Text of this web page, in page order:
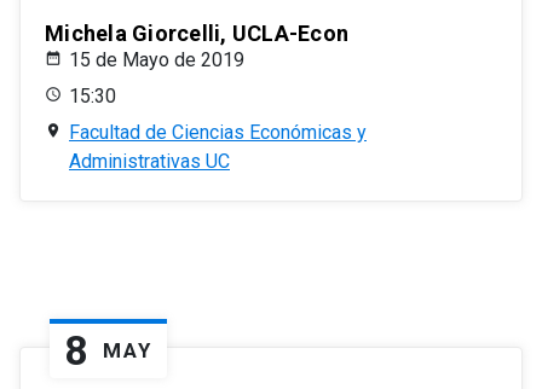
Michela Giorcelli, UCLA-Econ
15 de Mayo de 2019
15:30
Facultad de Ciencias Económicas y
Administrativas UC
8 MAY